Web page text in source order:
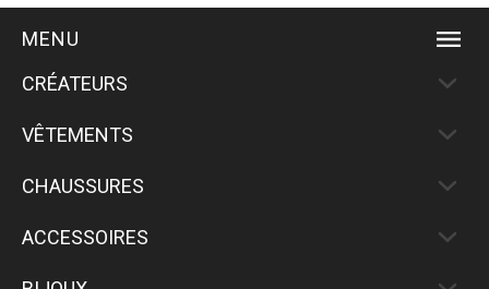
MENU
CRÉATEURS
VÊTEMENTS
CHAUSSURES
ACCESSOIRES